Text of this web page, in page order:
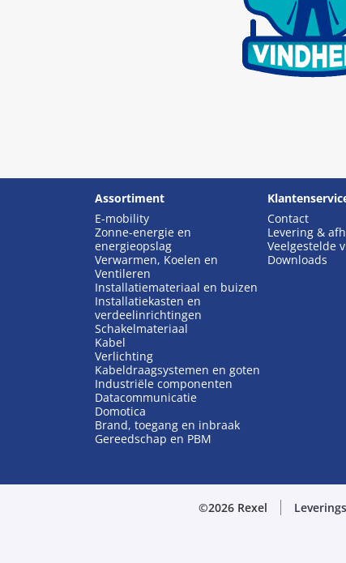
Assortiment
E-mobility
Zonne-energie en
energieopslag
Verwarmen, Koelen en
Ventileren
Installatiemateriaal en buizen
Installatiekasten en
verdeelinrichtingen
Schakelmateriaal
Kabel
Verlichting
Kabeldraagsystemen en goten
Industriële componenten
Datacommunicatie
Domotica
Brand, toegang en inbraak
Gereedschap en PBM
Contact
Levering &
Veelgestelde
Downloads
©2026 Rexel